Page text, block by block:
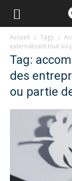
Accueil Tags
externalisant tout ou
Tag:
des
ou partie